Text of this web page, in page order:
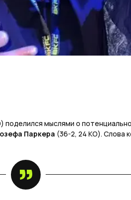
поделился мыслями о
Паркера (36-2, 24 KO). Слова